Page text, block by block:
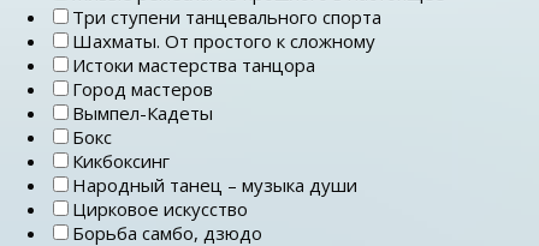
Три ступени танцевального спорта
Шахматы. От простого к сложному
Истоки мастерства танцора
Город мастеров
Вымпел-Кадеты
Бокс
Кикбоксинг
Народный танец – музыка души
Цирковое искусство
Борьба самбо, дзюдо